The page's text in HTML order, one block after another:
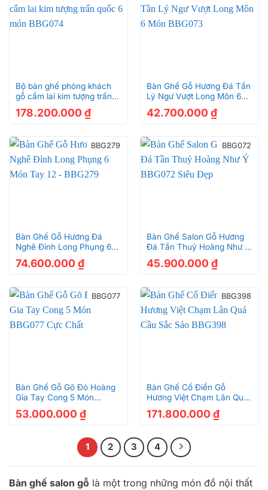
Bộ bàn ghế phòng khách
gỗ cẩm lai kim tượng trấn
178.200.000 ₫
Bàn Ghế Gỗ Hương Đá Tần
Lý Ngư Vượt Long Môn 6
42.700.000 ₫
BBG279
Bàn Ghế Gỗ Hương Đá
Nghê Đỉnh Long Phụng 6
74.600.000 ₫
BBG072
Bàn Ghế Salon Gỗ Hương
Đá Tần Thuỷ Hoàng Như Ý
45.900.000 ₫
BBG077
Bàn Ghế Gỗ Gõ Đỏ Hoàng
Gia Tay Cong 5 Món
53.000.000 ₫
BBG398
Bàn Ghế Cổ Điển Gỗ
Hương Việt Chạm Lân Quả
171.800.000 ₫
1 2 3 4
Bàn ghế salon gỗ là một trong những món đồ nội thất